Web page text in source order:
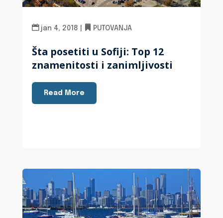
Šta posetiti u Sofiji: Top 12
znamenitosti i zanimljivosti
jan 4, 2018 PUTOVANJA
Read More